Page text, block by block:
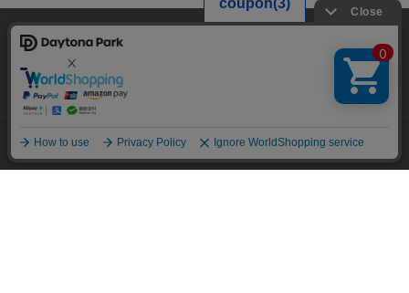
メニュー スタイリング 探す お気に入り カート
当サイトでは利用体験の向上およびコンテンツの最適な提供、トラフィック
の分析を目的としてCookieを使用しています。
サイトの閲覧を継続された場合、Cookieの利用に同意したことものといたし
ます。
詳細についてはプライバシーポリシー
承諾する